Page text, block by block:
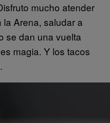
mucho atender
la Arena, saludar a
se dan una vuelta
magia. Y los tacos